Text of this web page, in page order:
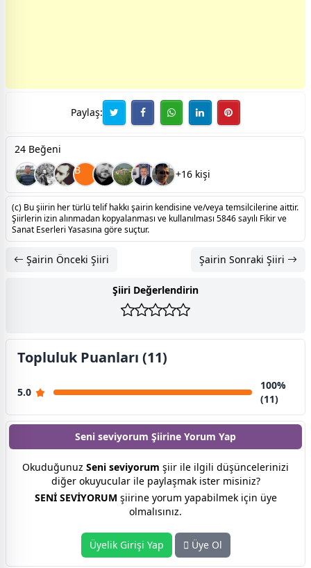
Paylaş:
24 Beğeni
B
+16 kişi
(c) Bu şiirin her türlü telif hakkı şairin kendisine ve/veya temsilcilerine aittir.
Şiirlerin izin alınmadan kopyalanması ve kullanılması 5846 sayılı Fikir ve
Sanat Eserleri Yasasına göre suçtur.
Şairin Önceki Şiiri Şairin Sonraki Şiiri
Şiiri Değerlendirin
Topluluk Puanları (11)
5.0
100%
(11)
Seni seviyorum Şiirine Yorum Yap
Okuduğunuz Seni seviyorum şiir ile ilgili düşüncelerinizi
diğer okuyucular ile paylaşmak ister misiniz?
SENİ SEVİYORUM şiirine yorum yapabilmek için üye
olmalısınız.
Üyelik Girişi Yap Üye Ol